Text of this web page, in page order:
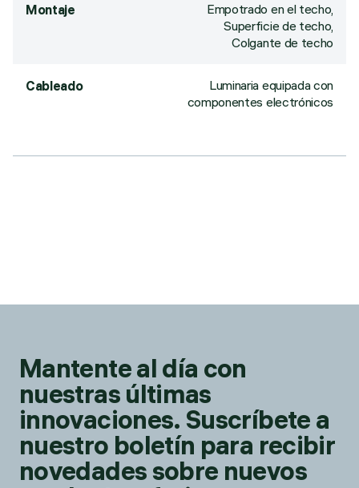
Montaje
Empotrado en el techo,
Superficie de techo,
Colgante de techo
Cableado
Luminaria equipada con
componentes electrónicos
Mantente al día con
nuestras últimas
innovaciones. Suscríbete a
nuestro boletín para recibir
novedades sobre nuevos